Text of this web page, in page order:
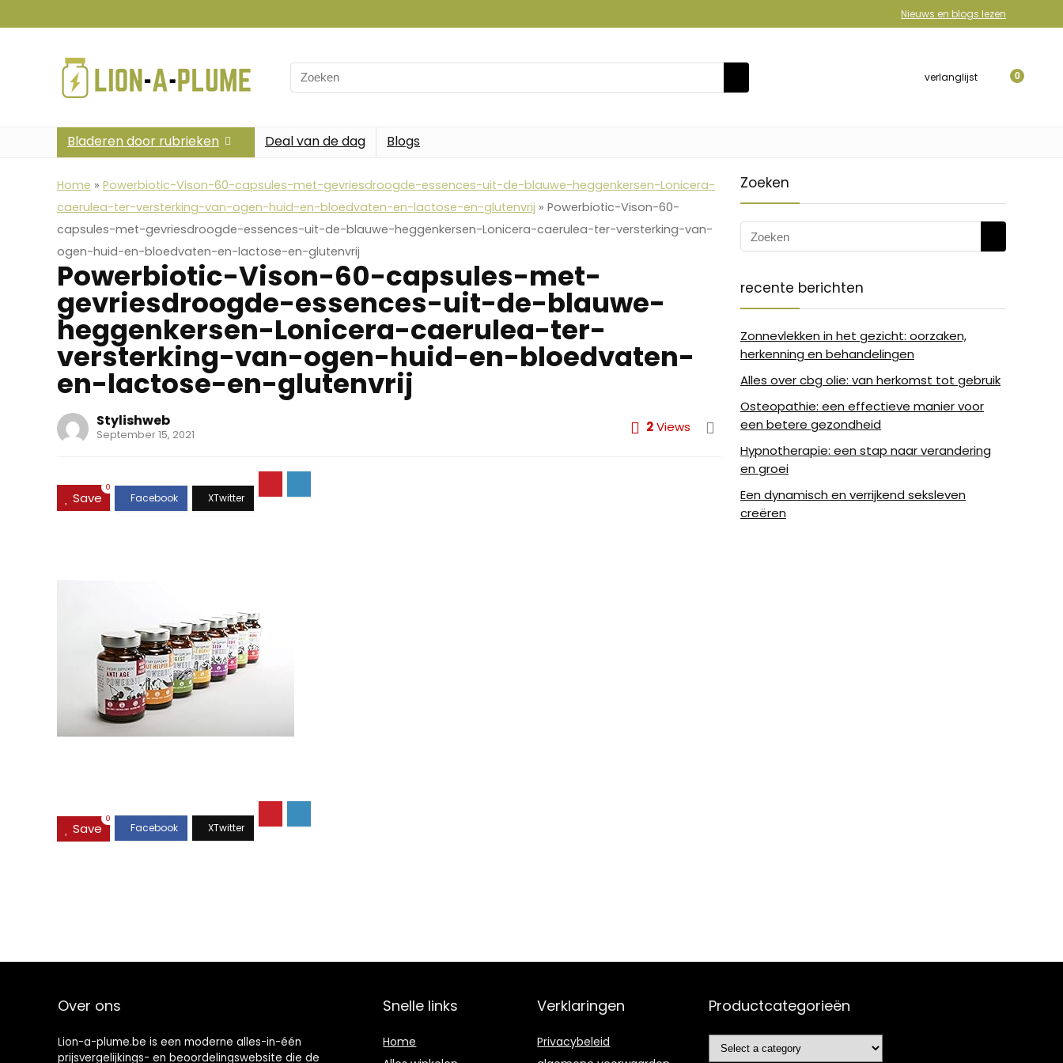
Nieuws en blogs lezen
Search
for:
verlanglijst 0
Bladeren door rubrieken Deal van de dag Blogs
Home » Powerbiotic-Vison-60-capsules-met-gevriesdroogde-essences-uit-de-blauwe-heggenkersen-Lonicera-
caerulea-ter-versterking-van-ogen-huid-en-bloedvaten-en-lactose-en-glutenvrij » Powerbiotic-Vison-60-
capsules-met-gevriesdroogde-essences-uit-de-blauwe-heggenkersen-Lonicera-caerulea-ter-versterking-van-
ogen-huid-en-bloedvaten-en-lactose-en-glutenvrij
Powerbiotic-Vison-60-capsules-met-
gevriesdroogde-essences-uit-de-blauwe-
heggenkersen-Lonicera-caerulea-ter-
versterking-van-ogen-huid-en-bloedvaten-
en-lactose-en-glutenvrij
Stylishweb
September 15, 2021 2Views
Save
0
Save
0
Zoeken
recente berichten
Zonnevlekken in het gezicht: oorzaken,
herkenning en behandelingen
Alles over cbg olie: van herkomst tot gebruik
Osteopathie: een effectieve manier voor
een betere gezondheid
Hypnotherapie: een stap naar verandering
en groei
Een dynamisch en verrijkend seksleven
creëren
Over ons
Lion-a-plume.be is een moderne alles-in-één
prijsvergelijkings- en beoordelingswebsite die de
Snelle links
Home
Verklaringen
Privacybeleid
Productcategorieën